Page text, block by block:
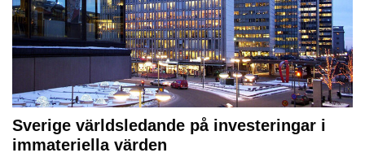
Sverige världsledande på investeringar i
immateriella värden